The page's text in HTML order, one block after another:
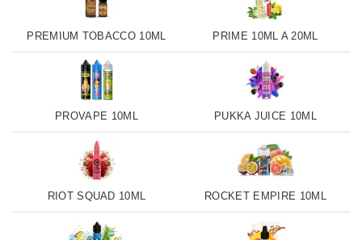
PREMIUM TOBACCO 10ML PRIME 10ML A 20ML
PROVAPE 10ML PUKKA JUICE 10ML
RIOT SQUAD 10ML ROCKET EMPIRE 10ML